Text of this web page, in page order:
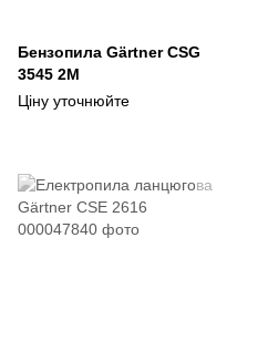
Бензопила Gärtner CSG
3545 2М
Ціну уточнюйте